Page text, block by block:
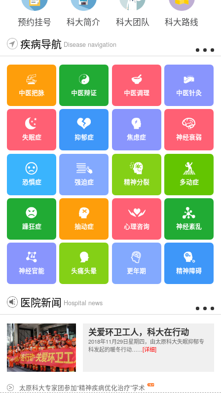
预约挂号 科大简介 科大团队 科大路线
疾病导航 Disease navigation
中医把脉 中医辩证 中医调理 中医针灸
失眠症 抑郁症 焦虑症 神经衰弱
恐惧症 强迫症 精神分裂 多动症
躁狂症 抽动症 心理咨询 神经紊乱
神经官能 头痛头晕 更年期 精神障碍
医院新闻 Hospital news
关爱环卫工人，科大在行动
2018年11月29日星期四，由太原科大失眠抑郁专
科发起的暖冬行动……[详细]
太原科大专家团参加“精神疾病优化治疗”学术